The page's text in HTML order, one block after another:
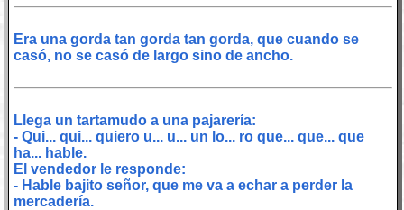
Era una gorda tan gorda tan gorda, que cuando se
casó, no se casó de largo sino de ancho.
Llega un tartamudo a una pajarería:
- Qui... qui... quiero u... u... un lo... ro que... que... que
ha... hable.
El vendedor le responde:
- Hable bajito señor, que me va a echar a perder la
mercadería.